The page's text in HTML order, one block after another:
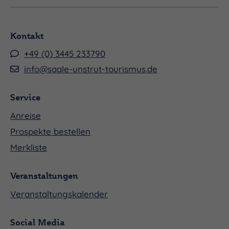
Kontakt
+49 (0) 3445 233790
info@saale-unstrut-tourismus.de
Service
Anreise
Prospekte bestellen
Merkliste
Veranstaltungen
Veranstaltungskalender
Social Media